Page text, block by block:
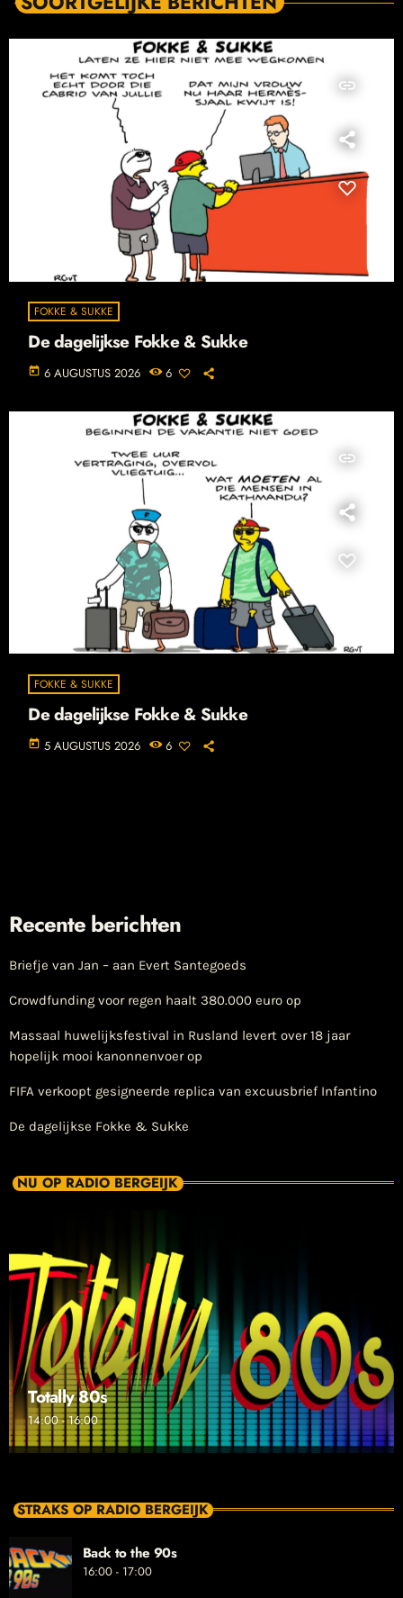
insert_link
FOKKE & SUKKE
De dagelijkse Fokke & Sukke
today 6 AUGUSTUS 2026 6
insert_link
FOKKE & SUKKE
De dagelijkse Fokke & Sukke
today 5 AUGUSTUS 2026 6
Recente berichten
Briefje van Jan – aan Evert Santegoeds
Crowdfunding voor regen haalt 380.000 euro op
Massaal huwelijksfestival in Rusland levert over 18 jaar
hopelijk mooi kanonnenvoer op
FIFA verkoopt gesigneerde replica van excuusbrief Infantino
De dagelijkse Fokke & Sukke
NU OP RADIO BERGEIJK
Totally 80s
14:00 - 16:00
STRAKS OP RADIO BERGEIJK
Back to the 90s
16:00 - 17:00